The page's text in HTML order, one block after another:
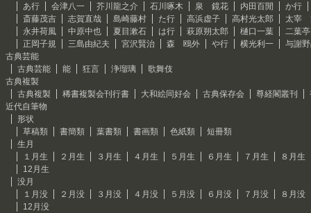
あ行
会津八一 芥川龍之介 石川啄木 泉 鏡花 内田百閒
か行
斎藤茂吉
志賀直哉 島崎藤村 た行 高浜虚子 高村光太郎
太宰
永井荷風
中原中也 夏目漱石 は行 萩原朔太郎 樋口一葉
二葉
正岡子規
三島由紀夫 宮沢賢治 森 鴎外 や行 横光利一
与謝
古典芸能
古典芸能
能 狂言 浄瑠璃
歌舞伎
古典複製
古典複製
稀書複製会刊行書 大和絵同好会 古典保存会 尊経閣叢刊
近代自筆物
形状
草稿類
書簡類 葉書類 書画類 色紙類
短冊類
生月
１月生
２月生 ３月生 ４月生 ５月生 ６月生 ７月生
８月生
12月生
没月
１月没
２月没 ３月没 ４月没 ５月没 ６月没 ７月没
８月没
12月没